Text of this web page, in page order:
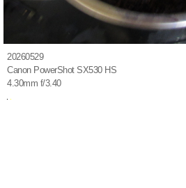
20260529
Canon PowerShot SX530 HS
4.30mm f/3.40